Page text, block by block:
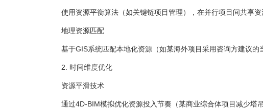
使用资源平衡算法（如关键链项目管理），在并行项目间共享资
地理资源匹配
基于GIS系统匹配本地化资源（如某海外项目采用咨询方建议的
2. 时间维度优化
资源平滑技术
通过4D-BIM模拟优化资源投入节奏（某商业综合体项目减少塔吊